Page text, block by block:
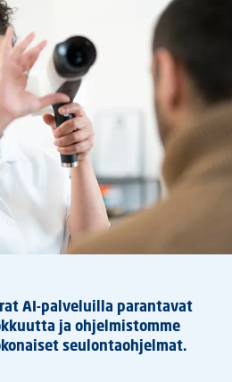
AI-palveluilla parantavat
ja ohjelmistomme
seulontaohjelmat.